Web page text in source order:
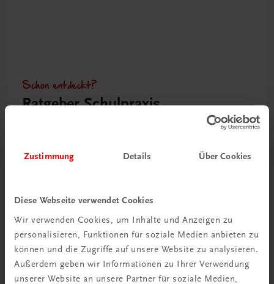
Zustimmung Details Über Cookies
Diese Webseite verwendet Cookies
Wir verwenden Cookies, um Inhalte und Anzeigen zu
personalisieren, Funktionen für soziale Medien anbieten zu
können und die Zugriffe auf unsere Website zu analysieren.
Außerdem geben wir Informationen zu Ihrer Verwendung
unserer Website an unsere Partner für soziale Medien,
Schon entdeckt?
Ratgeber Schulpraxis